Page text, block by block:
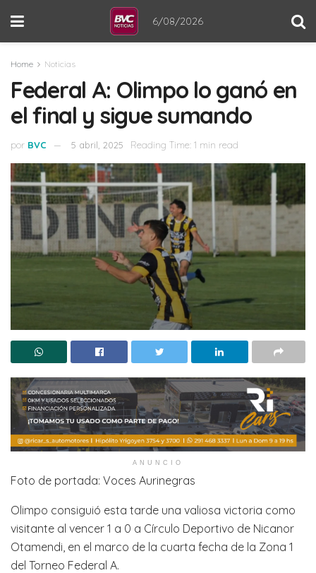
6/08/2026
Home Noticias
Federal A: Olimpo lo ganó en
el final y sigue sumando
por BVC 5 abril, 2025 Reading Time: 1 min read
ANUNCIO
Foto de portada: Voces Aurinegras
Olimpo consiguió esta tarde una valiosa victoria como
visitante al vencer 1 a 0 a Círculo Deportivo de Nicanor
Otamendi, en el marco de la cuarta fecha de la Zona 1
del Torneo Federal A.